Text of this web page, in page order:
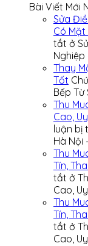
Bài Viết Mới
Sửa
Có Mặt
tắt ở
Nghiệp
Thay
Tốt
Bếp Từ
Thu
Cao,
luận bị
Hà Nội
Thu
Tín,
tắt ở
Cao,
Thu
Tín,
tắt ở
Cao,